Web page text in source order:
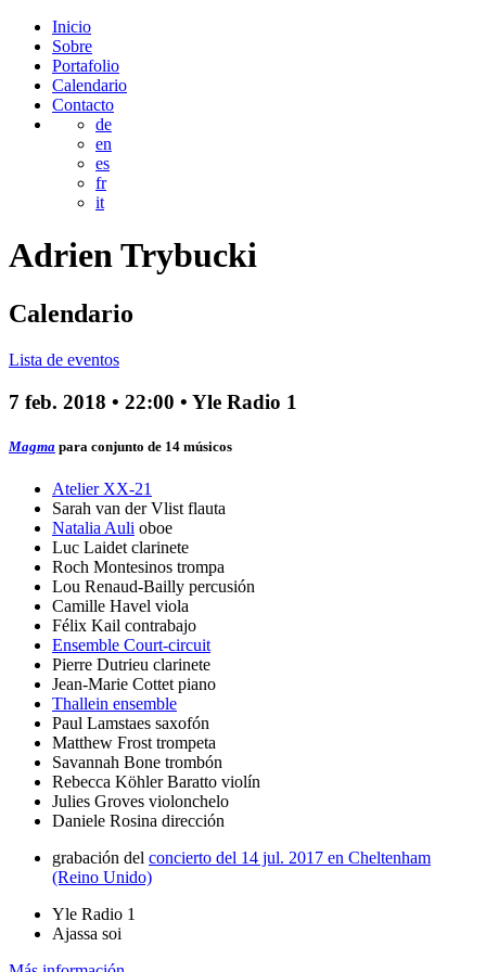
Inicio
Sobre
Portafolio
Calendario
Contacto
de
en
es
fr
it
AdrienTrybucki
Calendario
Lista de eventos
7 feb. 2018 • 22:00 • Yle Radio 1
Magma para conjunto de 14 músicos
Atelier XX-21
Sarah van der Vlist flauta
Natalia Auli oboe
Luc Laidet clarinete
Roch Montesinos trompa
Lou Renaud-Bailly percusión
Camille Havel viola
Félix Kail contrabajo
Ensemble Court-circuit
Pierre Dutrieu clarinete
Jean-Marie Cottet piano
Thallein ensemble
Paul Lamstaes saxofón
Matthew Frost trompeta
Savannah Bone trombón
Rebecca Köhler Baratto violín
Julies Groves violonchelo
Daniele Rosina dirección
grabación del concierto del 14 jul. 2017 en Cheltenham
(Reino Unido)
Yle Radio 1
Ajassa soi